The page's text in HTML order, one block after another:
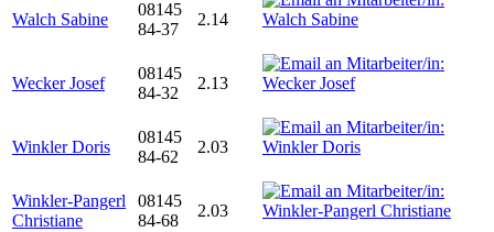
Walch Sabine
08145
84-37
2.14
Wecker Josef
08145
84-32
2.13
Winkler Doris
08145
84-62
2.03
Winkler-Pangerl
Christiane
08145
84-68
2.03